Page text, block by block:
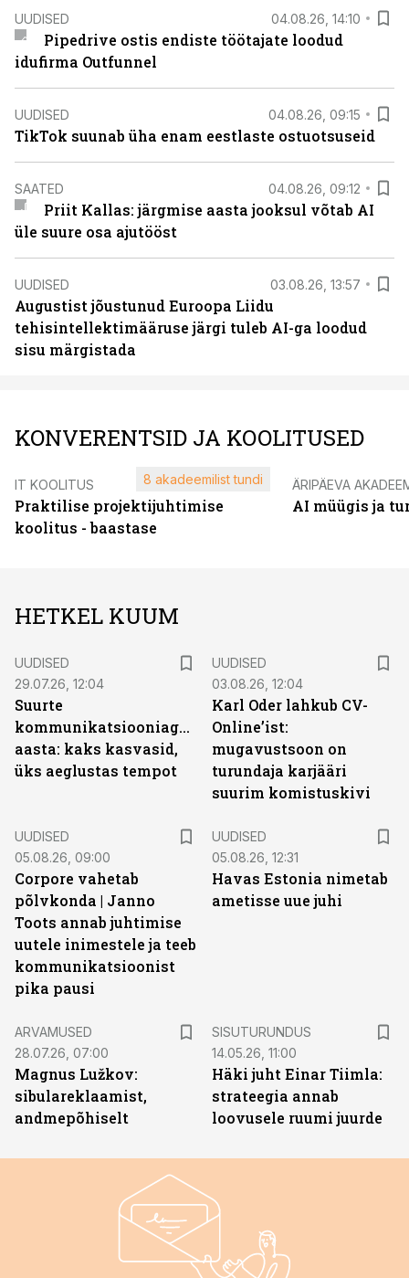
UUDISED 04.08.26, 14:10
Pipedrive ostis endiste töötajate loodud
idufirma Outfunnel
UUDISED 04.08.26, 09:15
TikTok suunab üha enam eestlaste ostuotsuseid
SAATED 04.08.26, 09:12
Priit Kallas: järgmise aasta jooksul võtab AI
üle suure osa ajutööst
UUDISED 03.08.26, 13:57
Augustist jõustunud Euroopa Liidu
tehisintellektimääruse järgi tuleb AI-ga loodud
sisu märgistada
KONVERENTSID JA KOOLITUSED
IT KOOLITUS
Praktilise projektijuhtimise
koolitus - baastase
8 akadeemilist tundi ÄRIPÄEVA
AI müügis ja
HETKEL KUUM
UUDISED
29.07.26, 12:04
Suurte
kommunikatsiooniagentuuride
aasta: kaks kasvasid,
üks aeglustas tempot
UUDISED
03.08.26, 12:04
Karl Oder lahkub CV-
Online’ist:
mugavustsoon on
turundaja karjääri
suurim komistuskivi
UUDISED
05.08.26, 09:00
Corpore vahetab
põlvkonda | Janno
Toots annab juhtimise
uutele inimestele ja teeb
kommunikatsioonist
pika pausi
UUDISED
05.08.26, 12:31
Havas Estonia nimetab
ametisse uue juhi
ARVAMUSED
28.07.26, 07:00
Magnus Lužkov:
sibulareklaamist,
andmepõhiselt
SISUTURUNDUS
14.05.26, 11:00
Häki juht Einar Tiimla:
strateegia annab
loovusele ruumi juurde